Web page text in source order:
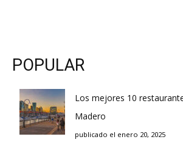
POPULAR
Los mejores 10
Madero
publicado el enero 20, 2025